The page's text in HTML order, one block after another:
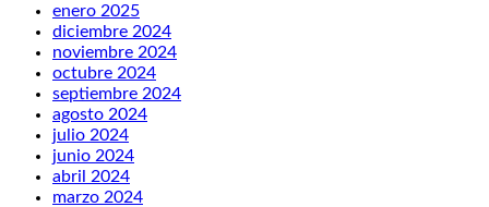
enero 2025
diciembre 2024
noviembre 2024
octubre 2024
septiembre 2024
agosto 2024
julio 2024
junio 2024
abril 2024
marzo 2024